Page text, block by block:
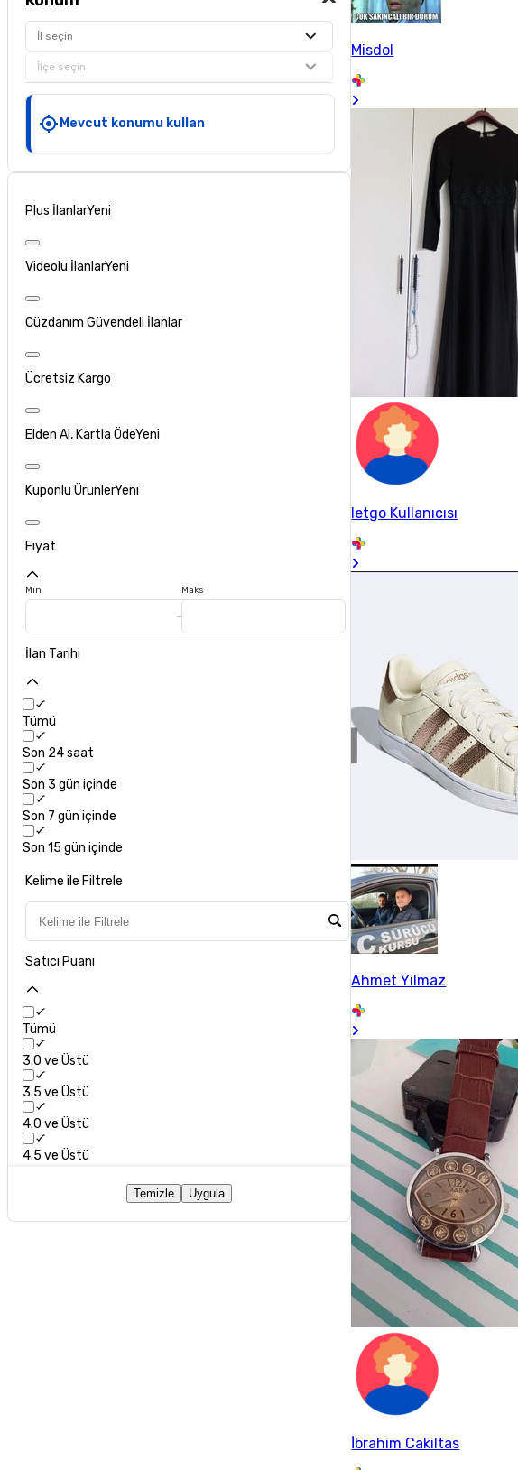
İl seçin
İlçe seçin
Mevcut konumu kullan
Plus İlanlarYeni
Videolu İlanlarYeni
Cüzdanım Güvendeli İlanlar
Ücretsiz Kargo
Elden Al, Kartla ÖdeYeni
Kuponlu ÜrünlerYeni
Fiyat
Min Maks
İlan Tarihi
Tümü
Son 24 saat
Son 3 gün içinde
Son 7 gün içinde
Son 15 gün içinde
Kelime ile Filtrele
Satıcı Puanı
Tümü
3.0 ve Üstü
3.5 ve Üstü
4.0 ve Üstü
4.5 ve Üstü
Temizle Uygula
Misdol
letgo Kullanıcısı
Ahmet Yilmaz
İbrahim Cakiltas